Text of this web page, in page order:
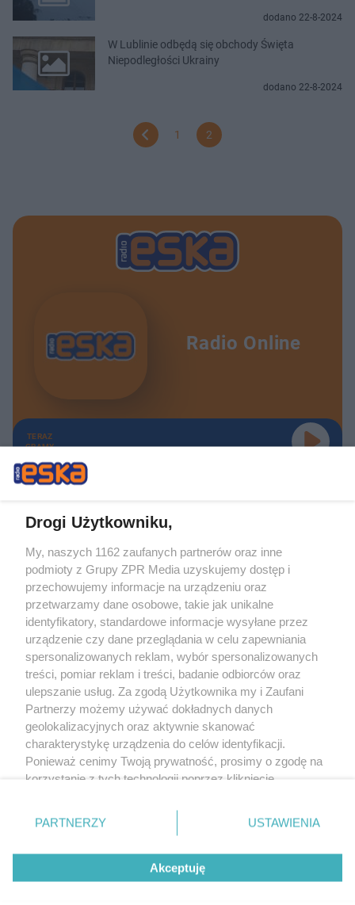
dodano 22-8-2024
W Lublinie odbędą się obchody Święta
Niepodległości Ukrainy
dodano 22-8-2024
1 2
Radio Online
TERAZ
GRAMY
Żaden utwór zamieszczony w serwisie nie może być powielany i
rozpowszechniany lub dalej rozpowszechniany w jakikolwiek sposób (w
tym także elektroniczny lub mechaniczny) na jakimkolwiek polu
eksploatacji w jakiejkolwiek formie, włącznie z umieszczaniem w Internecie
bez pisemnej zgody właściciela praw. Jakiekolwiek użycie lub
wykorzystanie utworów w całości lub w części z naruszeniem prawa, tzn.
bez właściwej zgody, jest zabronione pod groźbą kary i może być ścigane
prawnie.
O nas
Drogi Użytkowniku,
My, naszych 1162 zaufanych partnerów oraz inne
podmioty z Grupy ZPR Media uzyskujemy dostęp i
przechowujemy informacje na urządzeniu oraz
przetwarzamy dane osobowe, takie jak unikalne
identyfikatory, standardowe informacje wysyłane przez
urządzenie czy dane przeglądania w celu zapewniania
spersonalizowanych reklam, wybór spersonalizowanych
treści, pomiar reklam i treści, badanie odbiorców oraz
ulepszanie usług. Za zgodą Użytkownika my i Zaufani
Partnerzy możemy używać dokładnych danych
geolokalizacyjnych oraz aktywnie skanować
charakterystykę urządzenia do celów identyfikacji.
Ponieważ cenimy Twoją prywatność, prosimy o zgodę na
korzystanie z tych technologii poprzez kliknięcie
zmienić/wycofać klikając przycisk ustawień prywatności
znajdujący się w lewym dolnym rogu strony
rodzaje przetwarzania danych nie wymagają zgody
użytkownika, ale masz prawo sprzeciwić się takiemu
przetwarzaniu. Preferencje będą miały zastosowanie tylko
PARTNERZY USTAWIENIA
Akceptuję